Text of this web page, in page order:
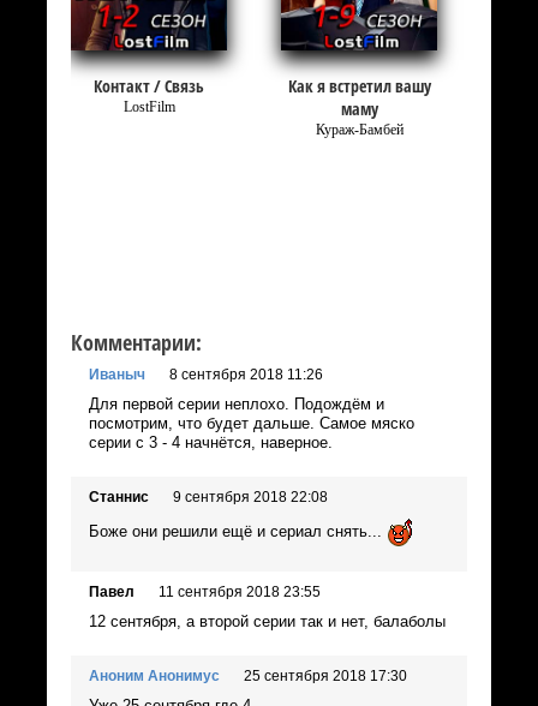
Контакт / Связь
LostFilm
Как я встретил вашу
маму
Кураж-Бамбей
Комментарии:
Иваныч 8 сентября 2018 11:26
Для первой серии неплохо. Подождём и
посмотрим, что будет дальше. Самое мяско
серии с 3 - 4 начнётся, наверное.
Станнис 9 сентября 2018 22:08
Боже они решили ещё и сериал снять...
Павел 11 сентября 2018 23:55
12 сентября, а второй серии так и нет, балаболы
Аноним Анонимус 25 сентября 2018 17:30